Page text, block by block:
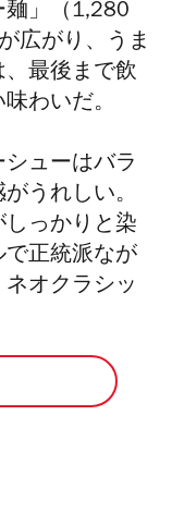
麺」（1,280
広がり、うま
最後まで飲
わいだ。
ューはバラ
うれしい。
しっかりと染
で正統派なが
オクラシッ